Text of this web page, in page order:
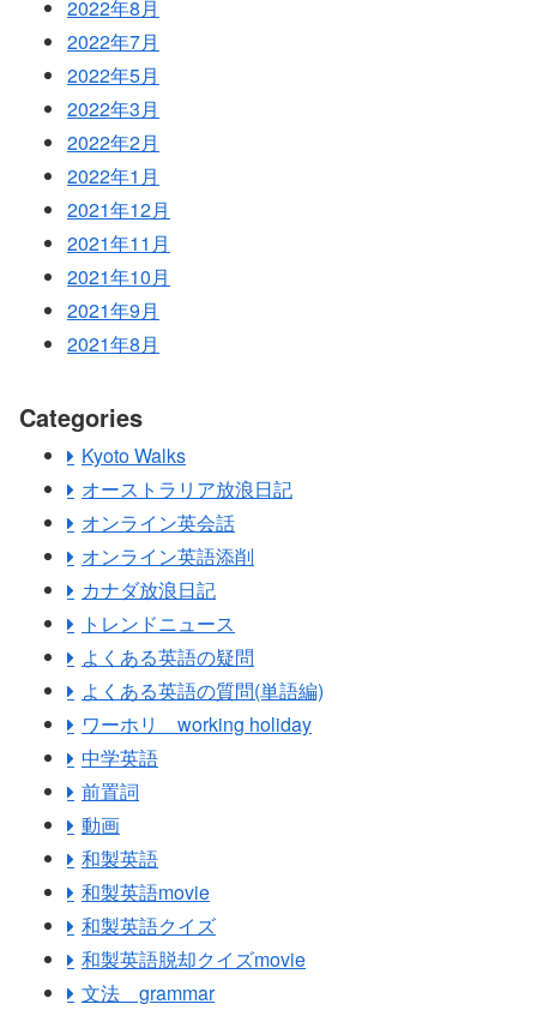
2022年8月
2022年7月
2022年5月
2022年3月
2022年2月
2022年1月
2021年12月
2021年11月
2021年10月
2021年9月
2021年8月
Categories
Kyoto Walks
オーストラリア放浪日記
オンライン英会話
オンライン英語添削
カナダ放浪日記
トレンドニュース
よくある英語の疑問
よくある英語の質問(単語編)
ワーホリ working holiday
中学英語
前置詞
動画
和製英語
和製英語movie
和製英語クイズ
和製英語脱却クイズmovie
文法 grammar